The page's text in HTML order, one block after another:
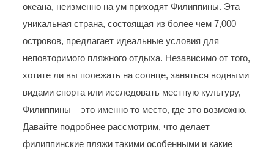
океана, неизменно на ум приходят Филиппины. Эта
уникальная страна, состоящая из более чем 7,000
островов, предлагает идеальные условия для
неповторимого пляжного отдыха. Независимо от того,
хотите ли вы полежать на солнце, заняться водными
видами спорта или исследовать местную культуру,
Филиппины – это именно то место, где это возможно.
Давайте подробнее рассмотрим, что делает
филиппинские пляжи такими особенными и какие